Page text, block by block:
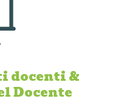
docenti &
Docente